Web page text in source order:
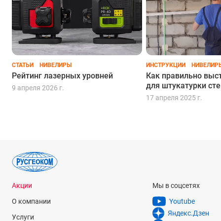
СТАТЬИ НИВЕЛИРЫ
Рейтинг лазерных уровней
9 апреля 2026 г.
ИНСТРУКЦИИ
Как правильно
для штукатурки
17 апреля 2025 г.
Акции
О компании
Услуги
Мы в соцсетях
Youtube
Яндекс.Дзен